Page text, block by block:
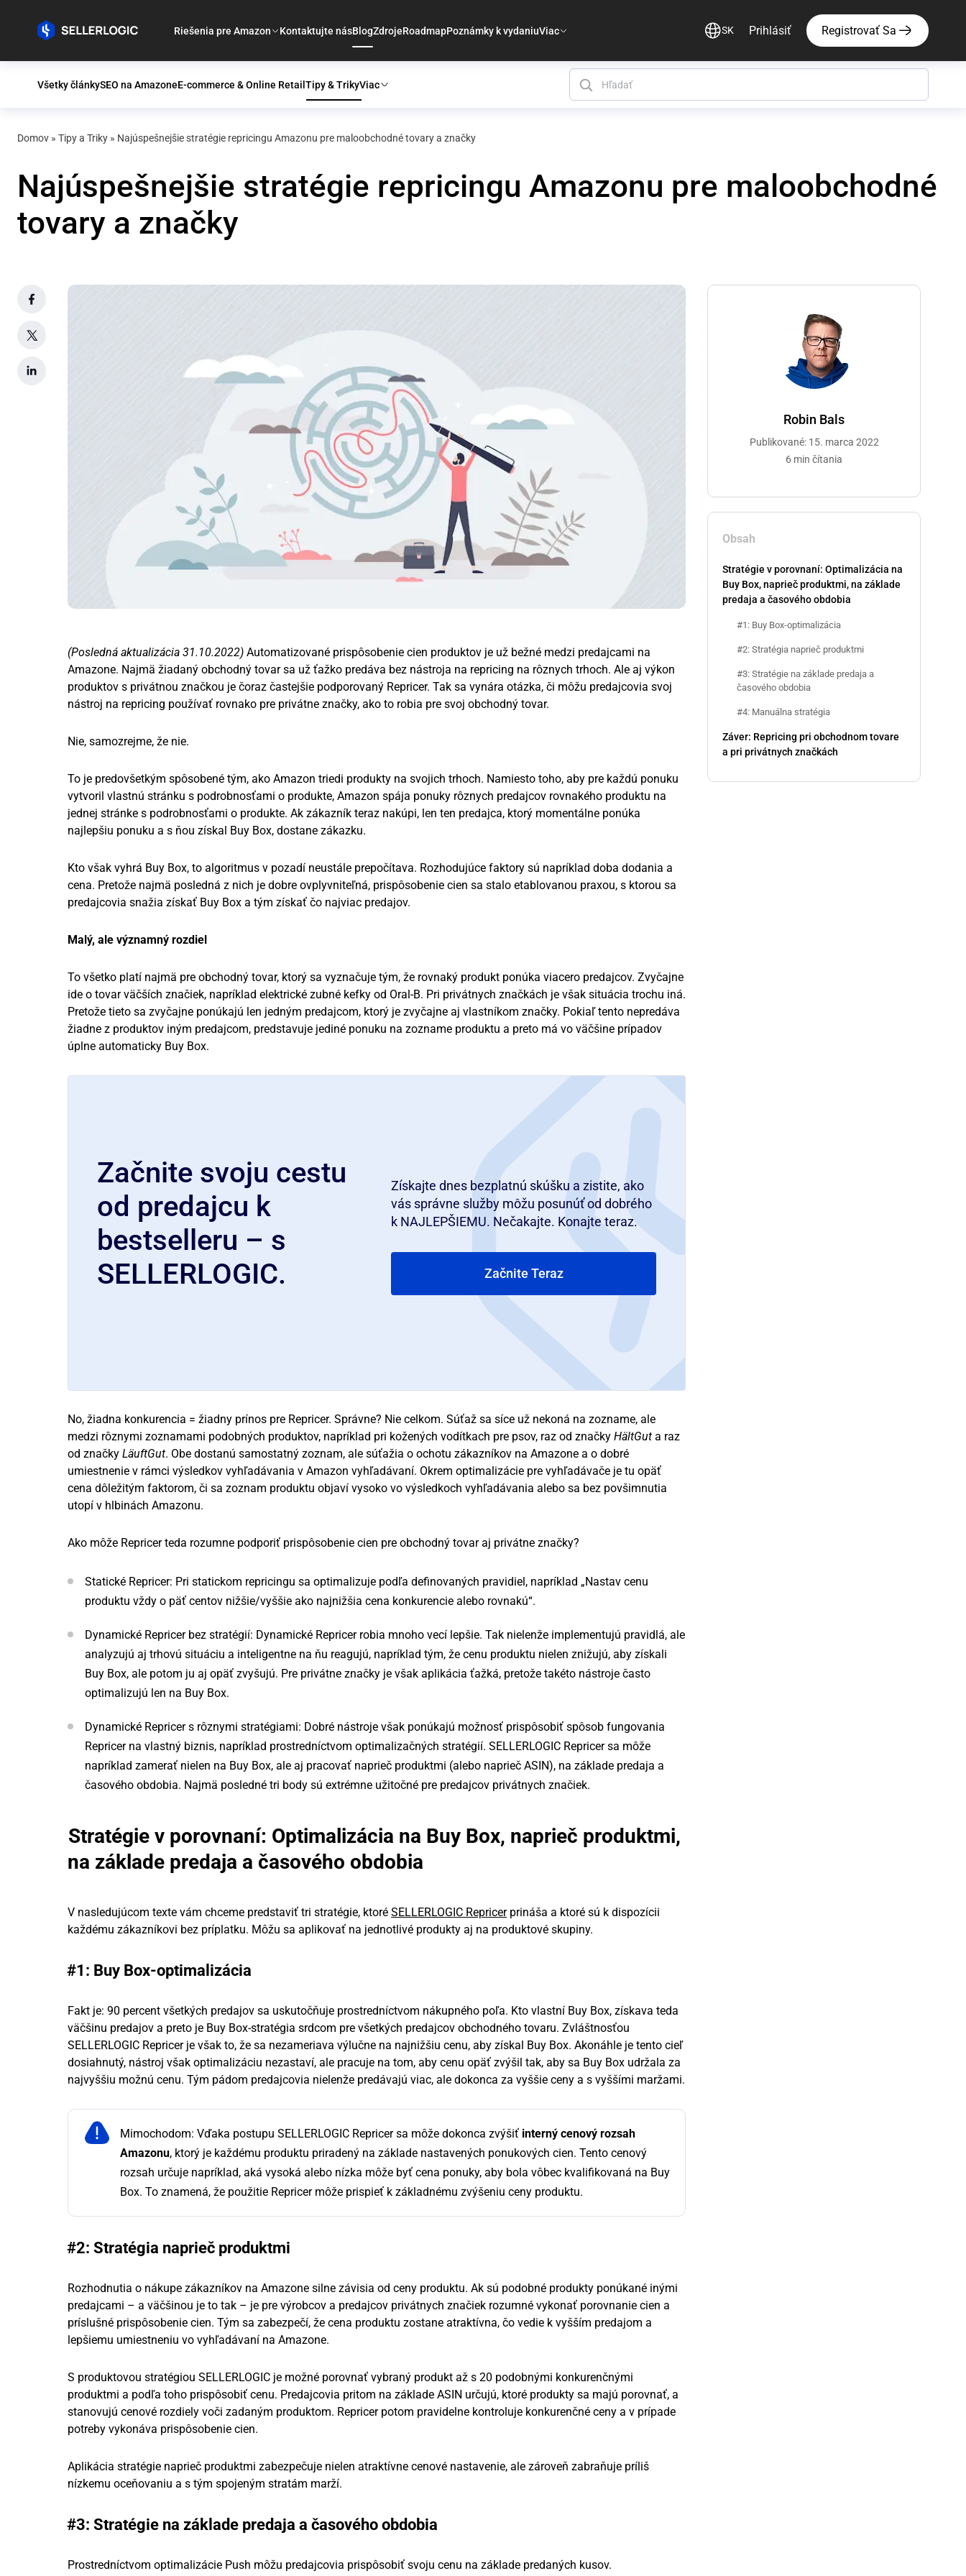
Riešenia pre Amazon Kontaktujte násBlogZdrojeRoadmapPoznámky k vydaniuViac SK Prihlásiť Registrovať Sa
Všetky článkySEO na AmazoneE-commerce & Online RetailTipy & TrikyViac
Domov » Tipy a Triky » Najúspešnejšie stratégie repricingu Amazonu pre maloobchodné tovary a značky
Najúspešnejšie stratégie repricingu Amazonu pre maloobchodné
tovary a značky
Robin Bals
Publikované: 15. marca 2022
6 min čítania
Obsah
Stratégie v porovnaní: Optimalizácia na
Buy Box, naprieč produktmi, na základe
predaja a časového obdobia
#1: Buy Box-optimalizácia
#2: Stratégia naprieč produktmi
#3: Stratégie na základe predaja a
časového obdobia
#4: Manuálna stratégia
Záver: Repricing pri obchodnom tovare
a pri privátnych značkách
(Posledná aktualizácia 31.10.2022) Automatizované prispôsobenie cien produktov je už bežné medzi predajcami na
Amazone. Najmä žiadaný obchodný tovar sa už ťažko predáva bez nástroja na repricing na rôznych trhoch. Ale aj výkon
produktov s privátnou značkou je čoraz častejšie podporovaný Repricer. Tak sa vynára otázka, či môžu predajcovia svoj
nástroj na repricing používať rovnako pre privátne značky, ako to robia pre svoj obchodný tovar.
Nie, samozrejme, že nie.
To je predovšetkým spôsobené tým, ako Amazon triedi produkty na svojich trhoch. Namiesto toho, aby pre každú ponuku
vytvoril vlastnú stránku s podrobnosťami o produkte, Amazon spája ponuky rôznych predajcov rovnakého produktu na
jednej stránke s podrobnosťami o produkte. Ak zákazník teraz nakúpi, len ten predajca, ktorý momentálne ponúka
najlepšiu ponuku a s ňou získal Buy Box, dostane zákazku.
Kto však vyhrá Buy Box, to algoritmus v pozadí neustále prepočítava. Rozhodujúce faktory sú napríklad doba dodania a
cena. Pretože najmä posledná z nich je dobre ovplyvniteľná, prispôsobenie cien sa stalo etablovanou praxou, s ktorou sa
predajcovia snažia získať Buy Box a tým získať čo najviac predajov.
Malý, ale významný rozdiel
To všetko platí najmä pre obchodný tovar, ktorý sa vyznačuje tým, že rovnaký produkt ponúka viacero predajcov. Zvyčajne
ide o tovar väčších značiek, napríklad elektrické zubné kefky od Oral-B. Pri privátnych značkách je však situácia trochu iná.
Pretože tieto sa zvyčajne ponúkajú len jedným predajcom, ktorý je zvyčajne aj vlastníkom značky. Pokiaľ tento nepredáva
žiadne z produktov iným predajcom, predstavuje jediné ponuku na zozname produktu a preto má vo väčšine prípadov
úplne automaticky Buy Box.
Začnite svoju cestu
od predajcu k
bestselleru – s
SELLERLOGIC.
Získajte dnes bezplatnú skúšku a zistite, ako
vás správne služby môžu posunúť od dobrého
k NAJLEPŠIEMU. Nečakajte. Konajte teraz.
Začnite Teraz
No, žiadna konkurencia = žiadny prínos pre Repricer. Správne? Nie celkom. Súťaž sa síce už nekoná na zozname, ale
medzi rôznymi zoznamami podobných produktov, napríklad pri kožených vodítkach pre psov, raz od značky HältGut a raz
od značky LäuftGut. Obe dostanú samostatný zoznam, ale súťažia o ochotu zákazníkov na Amazone a o dobré
umiestnenie v rámci výsledkov vyhľadávania v Amazon vyhľadávaní. Okrem optimalizácie pre vyhľadávače je tu opäť
cena dôležitým faktorom, či sa zoznam produktu objaví vysoko vo výsledkoch vyhľadávania alebo sa bez povšimnutia
utopí v hlbinách Amazonu.
Ako môže Repricer teda rozumne podporiť prispôsobenie cien pre obchodný tovar aj privátne značky?
Statické Repricer: Pri statickom repricingu sa optimalizuje podľa definovaných pravidiel, napríklad „Nastav cenu
produktu vždy o päť centov nižšie/vyššie ako najnižšia cena konkurencie alebo rovnakú“.
Dynamické Repricer bez stratégií: Dynamické Repricer robia mnoho vecí lepšie. Tak nielenže implementujú pravidlá, ale
analyzujú aj trhovú situáciu a inteligentne na ňu reagujú, napríklad tým, že cenu produktu nielen znižujú, aby získali
Buy Box, ale potom ju aj opäť zvyšujú. Pre privátne značky je však aplikácia ťažká, pretože takéto nástroje často
optimalizujú len na Buy Box.
Dynamické Repricer s rôznymi stratégiami: Dobré nástroje však ponúkajú možnosť prispôsobiť spôsob fungovania
Repricer na vlastný biznis, napríklad prostredníctvom optimalizačných stratégií. SELLERLOGIC Repricer sa môže
napríklad zamerať nielen na Buy Box, ale aj pracovať naprieč produktmi (alebo naprieč ASIN), na základe predaja a
časového obdobia. Najmä posledné tri body sú extrémne užitočné pre predajcov privátnych značiek.
Stratégie v porovnaní: Optimalizácia na Buy Box, naprieč produktmi,
na základe predaja a časového obdobia
V nasledujúcom texte vám chceme predstaviť tri stratégie, ktoré SELLERLOGIC Repricerprináša a ktoré sú k dispozícii
každému zákazníkovi bez príplatku. Môžu sa aplikovať na jednotlivé produkty aj na produktové skupiny.
#1: Buy Box-optimalizácia
Fakt je: 90 percent všetkých predajov sa uskutočňuje prostredníctvom nákupného poľa. Kto vlastní Buy Box, získava teda
väčšinu predajov a preto je Buy Box-stratégia srdcom pre všetkých predajcov obchodného tovaru. Zvláštnosťou
SELLERLOGIC Repricer je však to, že sa nezameriava výlučne na najnižšiu cenu, aby získal Buy Box. Akonáhle je tento cieľ
dosiahnutý, nástroj však optimalizáciu nezastaví, ale pracuje na tom, aby cenu opäť zvýšil tak, aby sa Buy Box udržala za
najvyššiu možnú cenu. Tým pádom predajcovia nielenže predávajú viac, ale dokonca za vyššie ceny a s vyššími maržami.
Mimochodom: Vďaka postupu SELLERLOGIC Repricer sa môže dokonca zvýšiť interný cenový rozsah
Amazonu, ktorý je každému produktu priradený na základe nastavených ponukových cien. Tento cenový
rozsah určuje napríklad, aká vysoká alebo nízka môže byť cena ponuky, aby bola vôbec kvalifikovaná na Buy
Box. To znamená, že použitie Repricer môže prispieť k základnému zvýšeniu ceny produktu.
#2: Stratégia naprieč produktmi
Rozhodnutia o nákupe zákazníkov na Amazone silne závisia od ceny produktu. Ak sú podobné produkty ponúkané inými
predajcami – a väčšinou je to tak – je pre výrobcov a predajcov privátnych značiek rozumné vykonať porovnanie cien a
príslušné prispôsobenie cien. Tým sa zabezpečí, že cena produktu zostane atraktívna, čo vedie k vyšším predajom a
lepšiemu umiestneniu vo vyhľadávaní na Amazone.
S produktovou stratégiou SELLERLOGIC je možné porovnať vybraný produkt až s 20 podobnými konkurenčnými
produktmi a podľa toho prispôsobiť cenu. Predajcovia pritom na základe ASIN určujú, ktoré produkty sa majú porovnať, a
stanovujú cenové rozdiely voči zadaným produktom. Repricer potom pravidelne kontroluje konkurenčné ceny a v prípade
potreby vykonáva prispôsobenie cien.
Aplikácia stratégie naprieč produktmi zabezpečuje nielen atraktívne cenové nastavenie, ale zároveň zabraňuje príliš
nízkemu oceňovaniu a s tým spojeným stratám marží.
#3: Stratégie na základe predaja a časového obdobia
Prostredníctvom optimalizácie Push môžu predajcovia prispôsobiť svoju cenu na základe predaných kusov.